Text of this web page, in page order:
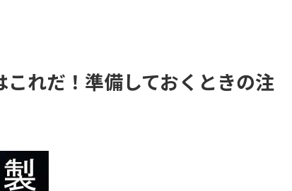
れだ！準備しておくときの注